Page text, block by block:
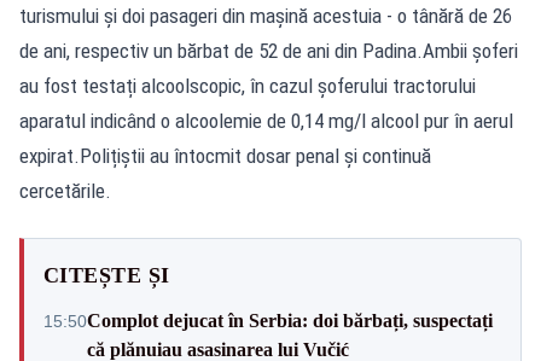
turismului și doi pasageri din mașină acestuia - o tânără de 26
de ani, respectiv un bărbat de 52 de ani din Padina.Ambii șoferi
au fost testați alcoolscopic, în cazul șoferului tractorului
aparatul indicând o alcoolemie de 0,14 mg/l alcool pur în aerul
expirat.Polițiștii au întocmit dosar penal și continuă
cercetările.
CITEȘTE ȘI
15:50Complot dejucat în Serbia: doi bărbați, suspectați
că plănuiau asasinarea lui Vučić